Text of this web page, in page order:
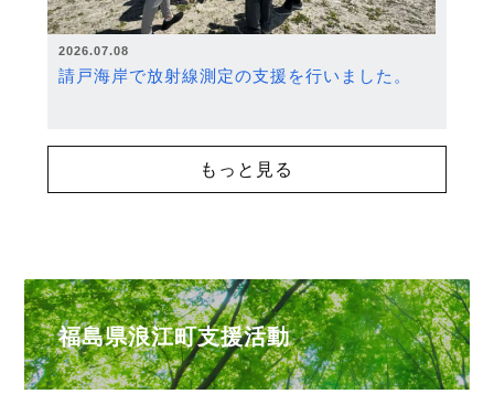
2026.07.08
請戸海岸で放射線測定の支援を行いました。
もっと見る
福島県浪江町支援活動